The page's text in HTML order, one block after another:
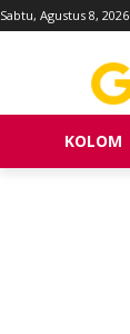
Sabtu, Agustus 8, 2026
KOLOM